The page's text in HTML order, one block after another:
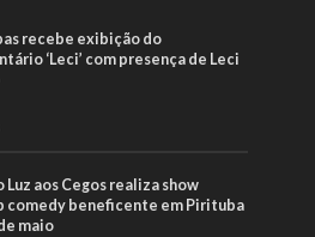
recebe exibição do
‘Leci’ com presença de Leci
Luz aos Cegos realiza show
comedy beneficente em Pirituba
maio